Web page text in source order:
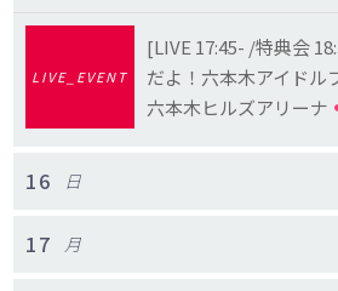
LIVE_EVENT
[LIVE 17:45- /特典会
だよ！六本木アイドル
六本木ヒルズアリーナ
16 日
17 月